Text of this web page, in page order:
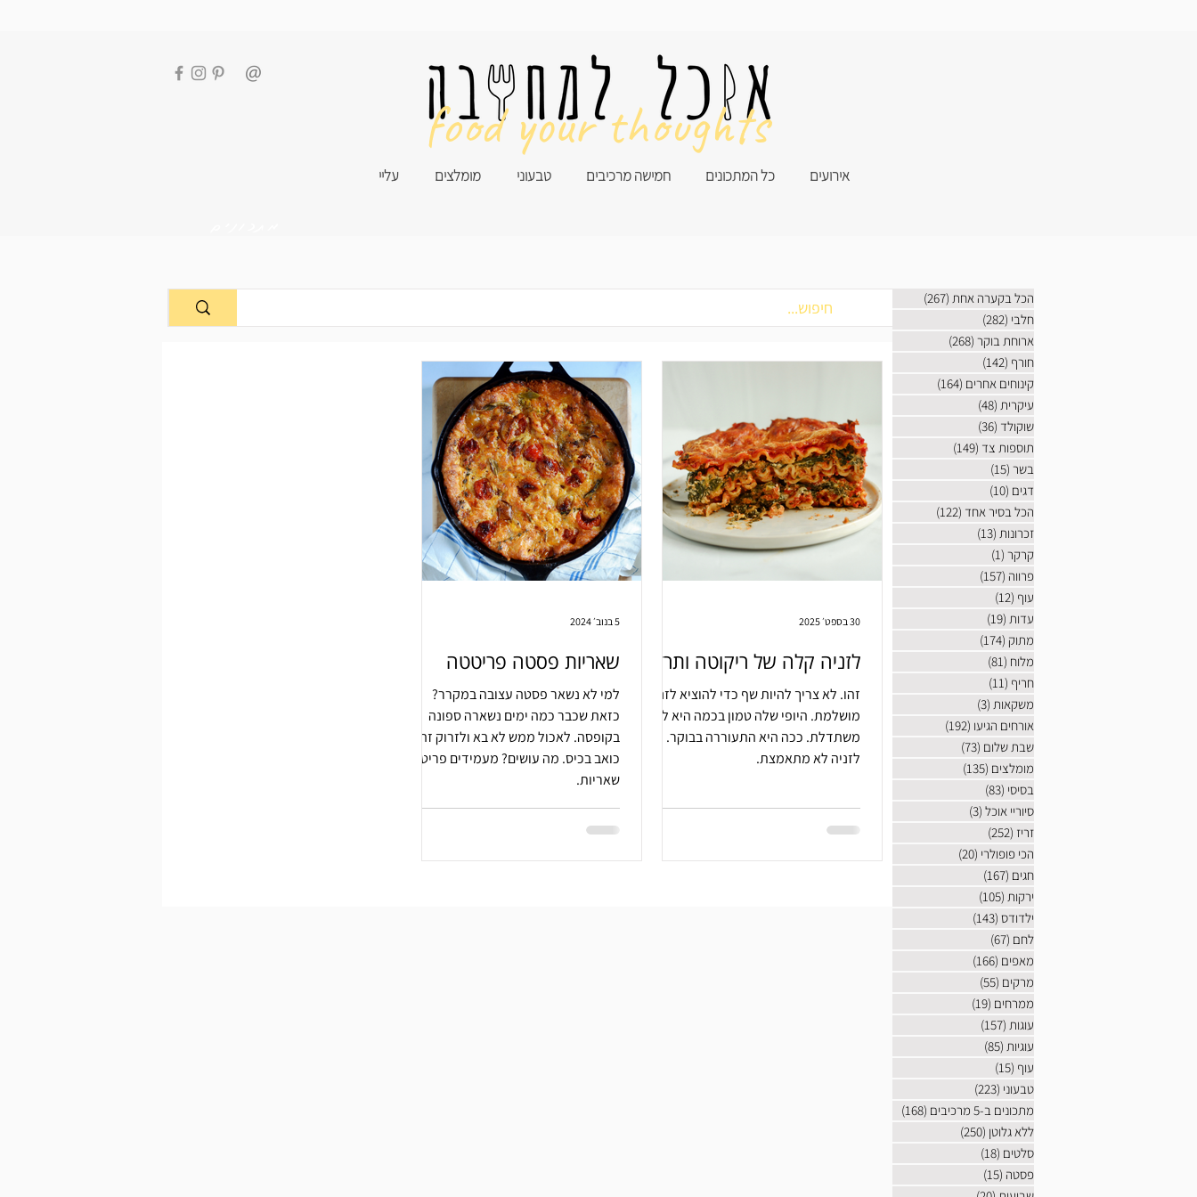
עליי מומלצים טבעוני חמישה מרכיבים כל המתכונים אירועים
food your thoughts
לזניה קלה של ריקוטה ותרד
זהו. לא צריך להיות שף כדי להוציא לזניה
מושלמת. היופי שלה טמון בכמה היא לא
משתדלת. ככה היא התעוררה בבוקר.
לזניה לא מתאמצת.
30 בספט׳ 2025
שאריות פסטה פריטטה
למי לא נשאר פסטה עצובה במקרר?
כזאת שכבר כמה ימים נשארה ספונה
בקופסה. לאכול ממש לא בא ולזרוק זה
כואב בכיס. מה עושים? מעמידים פריטטה
שאריות.
5 בנוב׳ 2024
הכל בקערה אחת (267)
חלבי (282)
ארוחת בוקר (268)
חורף (142)
קינוחים אחרים (164)
עיקרית (48)
שוקולד (36)
תוספות צד (149)
בשר (15)
דגים (10)
הכל בסיר אחד (122)
זכרונות (13)
קרקר (1)
פרווה (157)
עוף (12)
עדות (19)
מתוק (174)
מלוח (81)
חריף (11)
משקאות (3)
אורחים הגיעו (192)
שבת שלום (73)
מומלצים (135)
בסיסי (83)
סיוריי אוכל (3)
זריז (252)
הכי פופולרי (20)
חגים (167)
ירקות (105)
ילדודס (143)
לחם (67)
מאפים (166)
מרקים (55)
ממרחים (19)
עוגות (157)
עוגיות (85)
עוף (15)
טבעוני (223)
מתכונים ב-5 מרכיבים
(168)
ללא גלוטן (250)
סלטים (18)
פסטה (15)